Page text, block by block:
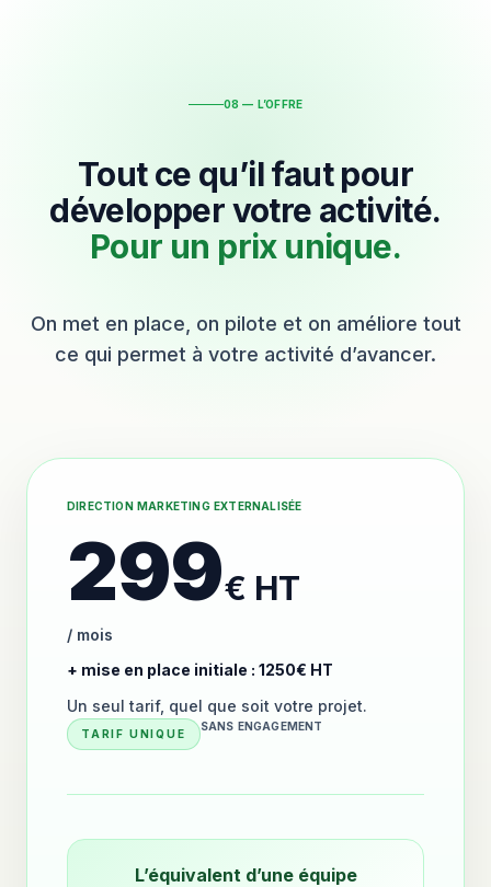
08 — L’OFFRE
Tout ce qu’il faut pour
développer votre activité.
Pour un prix unique.
On met en place, on pilote et on améliore tout
ce qui permet à votre activité d’avancer.
DIRECTION MARKETING EXTERNALISÉE
299€ HT
/ mois
+ mise en place initiale : 1250€ HT
Un seul tarif, quel que soit votre projet.
TARIF UNIQUE
SANS ENGAGEMENT
L’équivalent d’une équipe